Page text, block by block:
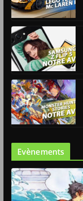
Evènements